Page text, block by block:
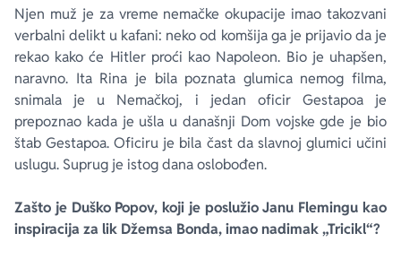
Njen muž je za vreme nemačke okupacije imao takozvani
verbalni delikt u kafani: neko od komšija ga je prijavio da je
rekao kako će Hitler proći kao Napoleon. Bio je uhapšen,
naravno. Ita Rina je bila poznata glumica nemog filma,
snimala je u Nemačkoj, i jedan oficir Gestapoa je
prepoznao kada je ušla u današnji Dom vojske gde je bio
štab Gestapoa. Oficiru je bila čast da slavnoj glumici učini
uslugu. Suprug je istog dana oslobođen.
Zašto je Duško Popov, koji je poslužio Janu Flemingu kao
inspiracija za lik Džemsa Bonda, imao nadimak „Tricikl“?